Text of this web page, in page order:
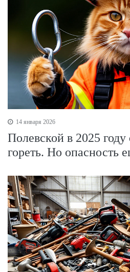
14 января 2026
Полевской в 2025
гореть. Но опасность